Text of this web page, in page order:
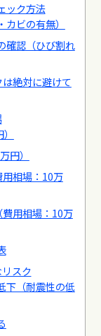
ック方法
ビの有無）
確認（ひび割れ
絶対に避けて
円）
相場：10万
用相場：10万
スク
下（耐震性の低